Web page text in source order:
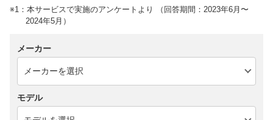
※1：本サービスで実施のアンケートより （回答期間：2023年6月〜
2024年5月）
メーカー
モデル